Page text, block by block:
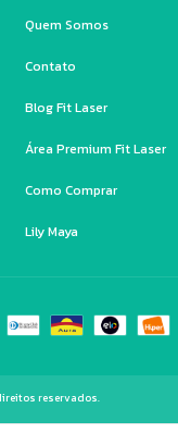
Quem Somos
Contato
Blog Fit Laser
Área Premium Fit Laser
Como Comprar
Lily Maya
reservados.